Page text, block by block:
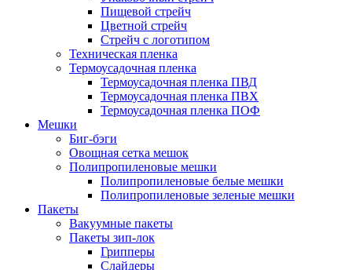
Пищевой стрейч
Цветной стрейч
Стрейч с логотипом
Техническая пленка
Термоусадочная пленка
Термоусадочная пленка ПВД
Термоусадочная пленка ПВХ
Термоусадочная пленка ПОФ
Мешки
Биг-бэги
Овощная сетка мешок
Полипропиленовые мешки
Полипропиленовые белые мешки
Полипропиленовые зеленые мешки
Пакеты
Вакуумные пакеты
Пакеты зип-лок
Грипперы
Слайдеры